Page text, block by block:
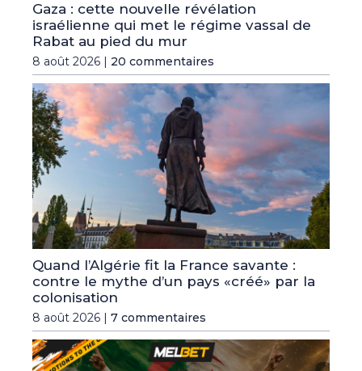
Gaza : cette nouvelle révélation
israélienne qui met le régime vassal de
Rabat au pied du mur
8 août 2026 | 20 commentaires
Quand l’Algérie fit la France savante :
contre le mythe d’un pays «créé» par la
colonisation
8 août 2026 | 7 commentaires